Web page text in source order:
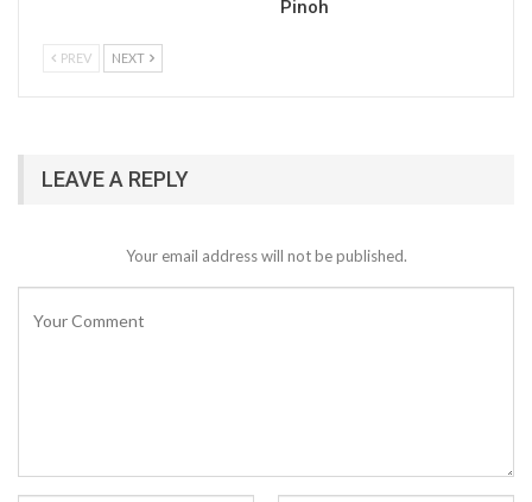
Pinoh
PREV NEXT
LEAVE A REPLY
Your email address will not be published.